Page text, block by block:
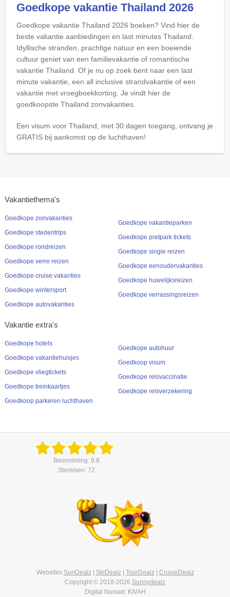
Goedkope vakantie Thailand 2026
Goedkope vakantie Thailand 2026 boeken? Vind hier de
beste vakantie aanbiedingen en last minutes Thailand.
Idyllische stranden, prachtige natuur en een boeiende
cultuur geniet van een familievakantie of romantische
vakantie Thailand. Of je nu op zoek bent naar een last
minute vakantie, een all inclusive strandvakantie of een
vakantie met vroegboekkorting. Je vindt hier de
goedkoopste Thailand zonvakanties.
Een visum voor Thailand, met 30 dagen toegang, ontvang je
GRATIS bij aankomst op de luchthaven!
Vakantiethema's
Goedkope zonvakanties
Goedkope stedentrips
Goedkope rondreizen
Goedkope verre reizen
Goedkope cruise vakanties
Goedkope wintersport
Goedkope autovakanties
Goedkope vakantieparken
Goedkope pretpark tickets
Goedkope single reizen
Goedkope eenoudervakanties
Goedkope huwelijksreizen
Goedkope verrassingsreizen
Vakantie extra's
Goedkope hotels
Goedkope vakantiehuisjes
Goedkope vliegtickets
Goedkope treinkaartjes
Goedkoop parkeren luchthaven
Goedkope autohuur
Goedkoop visum
Goedkope reisvaccinatie
Goedkope reisverzekering
Beoordeling: 9.8
Stemmen: 72
Websites SunDealz| SkiDealz| TourDealz| CruiseDealz
Copyright © 2018-2026 Sunnydealz
Digital Nomad: KIVAH